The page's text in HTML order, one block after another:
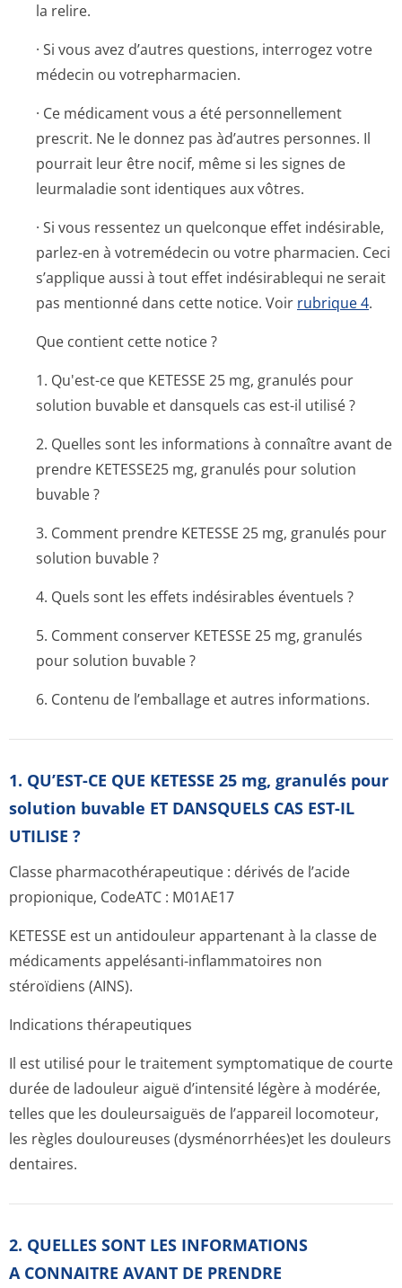
la relire.
· Si vous avez d’autres questions, interrogez votre
médecin ou votrepharmacien.
· Ce médicament vous a été personnellement
prescrit. Ne le donnez pas àd’autres personnes. Il
pourrait leur être nocif, même si les signes de
leurmaladie sont identiques aux vôtres.
· Si vous ressentez un quelconque effet indésirable,
parlez-en à votremédecin ou votre pharmacien. Ceci
s’applique aussi à tout effet indésirablequi ne serait
pas mentionné dans cette notice. Voir rubrique 4.
Que contient cette notice ?
1. Qu'est-ce que KETESSE 25 mg, granulés pour
solution buvable et dansquels cas est-il utilisé ?
2. Quelles sont les informations à connaître avant de
prendre KETESSE25 mg, granulés pour solution
buvable ?
3. Comment prendre KETESSE 25 mg, granulés pour
solution buvable ?
4. Quels sont les effets indésirables éventuels ?
5. Comment conserver KETESSE 25 mg, granulés
pour solution buvable ?
6. Contenu de l’emballage et autres informations.
1. QU’EST-CE QUE KETESSE 25 mg, granulés pour
solution buvable ET DANSQUELS CAS EST-IL
UTILISE ?
Classe pharmacothéra­peutique : dérivés de l’acide
propionique, CodeATC : M01AE17
KETESSE est un antidouleur appartenant à la classe de
médicaments appelésanti-inflammatoires non
stéroïdiens (AINS).
Indications thérapeutiques
Il est utilisé pour le traitement symptomatique de courte
durée de ladouleur aiguë d’intensité légère à modérée,
telles que les douleursaiguës de l’appareil locomoteur,
les règles douloureuses (dysménorrhées)et les douleurs
dentaires.
2. QUELLES SONT LES INFORMATIONS
A CONNAITRE AVANT DE PRENDRE